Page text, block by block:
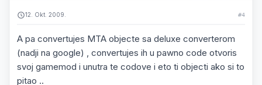
12. Okt. 2009. #4
A pa convertujes MTA objecte sa deluxe converterom
(nadji na google) , convertujes ih u pawno code otvoris
svoj gamemod i unutra te codove i eto ti objecti ako si to
pitao ..